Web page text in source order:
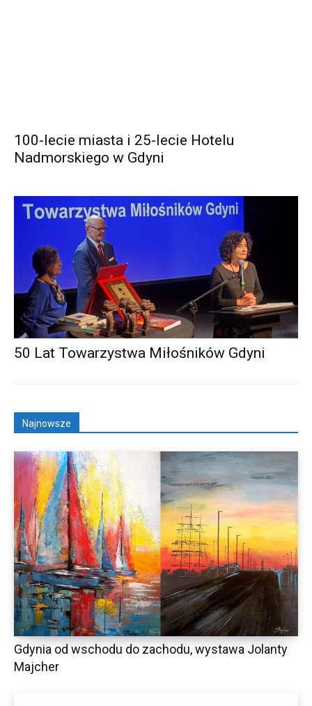
100-lecie miasta i 25-lecie Hotelu
Nadmorskiego w Gdyni
50 Lat Towarzystwa Miłośników Gdyni
Najnowsze
Gdynia od wschodu do zachodu, wystawa Jolanty
Majcher